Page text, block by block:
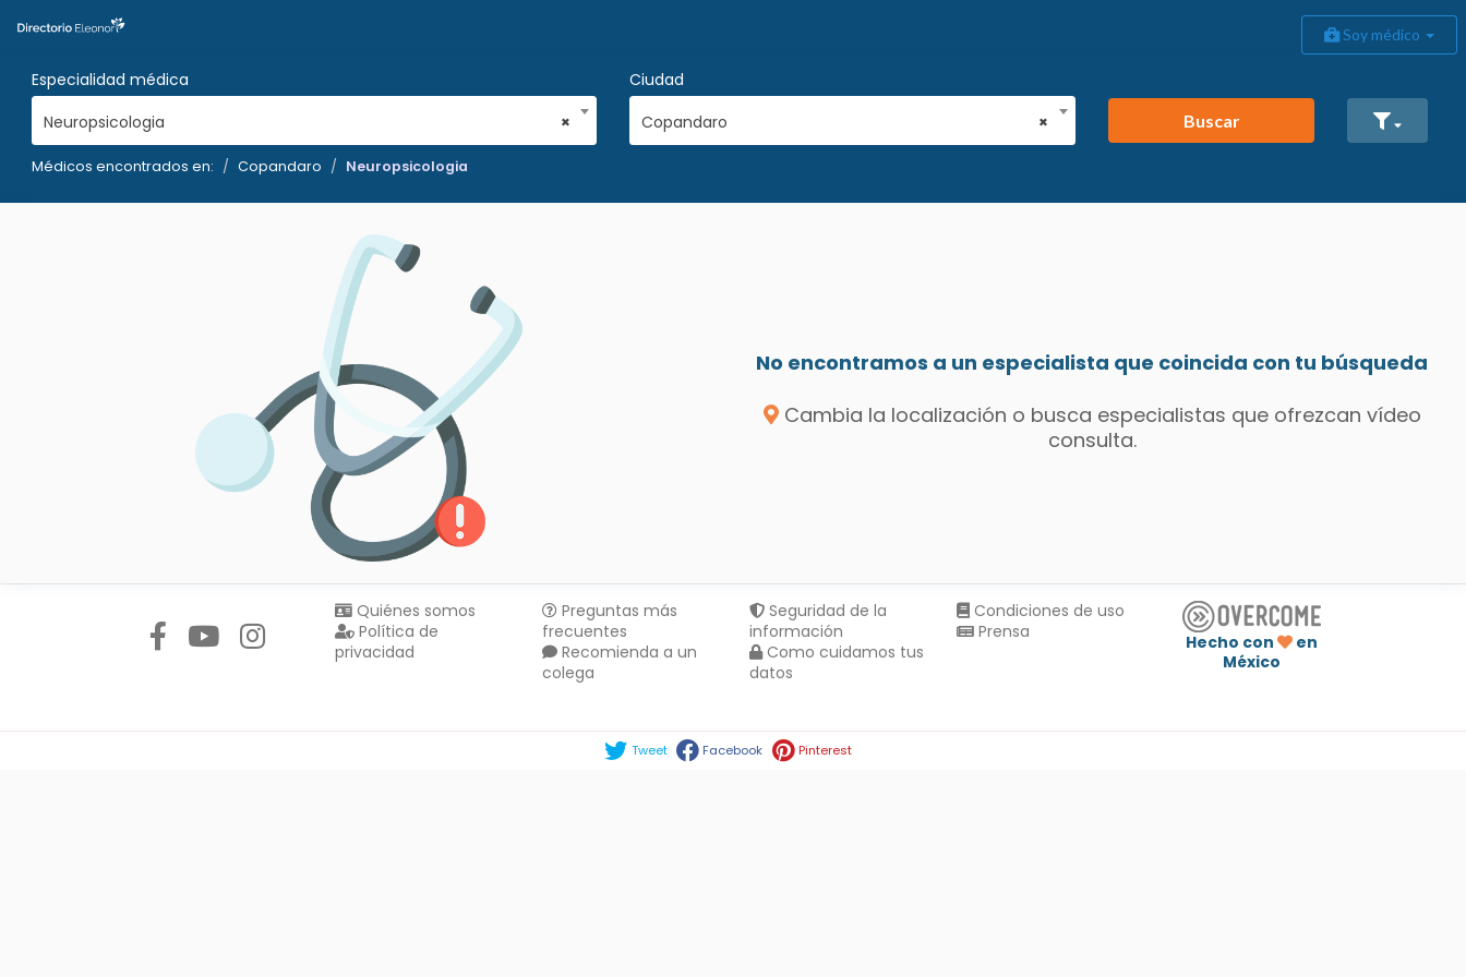
Soy médico
Especialidad médica
×
Neuropsicologia
Ciudad
×
Copandaro Buscar
Médicos encontrados en: Copandaro Neuropsicologia
No encontramos a un especialista que coincida con tu búsqueda
Cambia la localización o busca especialistas que ofrezcan vídeo
consulta.
Quiénes somos
Política de
privacidad
Preguntas más
frecuentes
Recomienda a un
colega
Seguridad de la
información
Como cuidamos tus
datos
Condiciones de uso
Prensa
Hecho con
en
México
Tweet Facebook Pinterest